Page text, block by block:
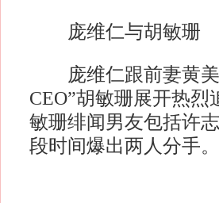
庞维仁与胡敏珊
庞维仁跟前妻黄美
CEO”胡敏珊展开热
敏珊绯闻男友包括许
段时间爆出两人分手。